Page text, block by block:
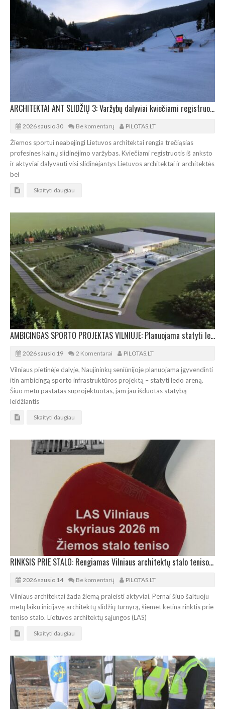
ARCHITEKTAI ANT SLIDŽIŲ 3: Varžybų dalyviai kviečiami registruotis iš anksto
2026 sausio 30 Be komentarų PILOTAS.LT
Žiemos sportui neabejingi Lietuvos architektai rengia trečiąsias
profesines kalnų slidinėjimo varžybas. Kviečiami registruotis iš anksto
ir aktyviai dalyvauti visi slidinėjantys Lietuvos architektai ir architektės
bei
Skaityti daugiau
AMBICINGAS SPORTO PROJEKTAS VILNIUJE: Planuojama statyti ledo arena
2026 sausio 19 2 Komentarai PILOTAS.LT
Vilniaus pietinėje dalyje, Naujininkų seniūnijoje planuojama įgyvendinti
itin ambicingą sporto infrastruktūros projektą – statyti ledo areną.
Šiuo metu pastatas suprojektuotas, jam jau išduotas statybą
leidžiantis
Skaityti daugiau
RINKSIS PRIE STALO: Rengiamas Vilniaus architektų stalo teniso turnyras
2026 sausio 14 Be komentarų PILOTAS.LT
Vilniaus architektai žada žiemą praleisti aktyviai. Pernai šiuo šaltuoju
metų laiku inicijavę architektų slidžių turnyrą, šiemet ketina rinktis prie
teniso stalo. Lietuvos architektų sąjungos (LAS)
Skaityti daugiau